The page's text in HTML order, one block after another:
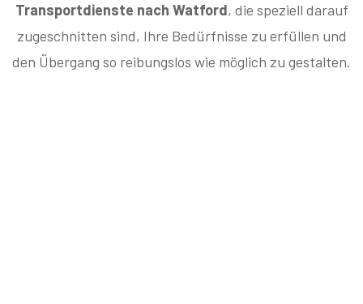
Transportdienste nach Watford, die speziell darauf
zugeschnitten sind, Ihre Bedürfnisse zu erfüllen und
den Übergang so reibungslos wie möglich zu gestalten.